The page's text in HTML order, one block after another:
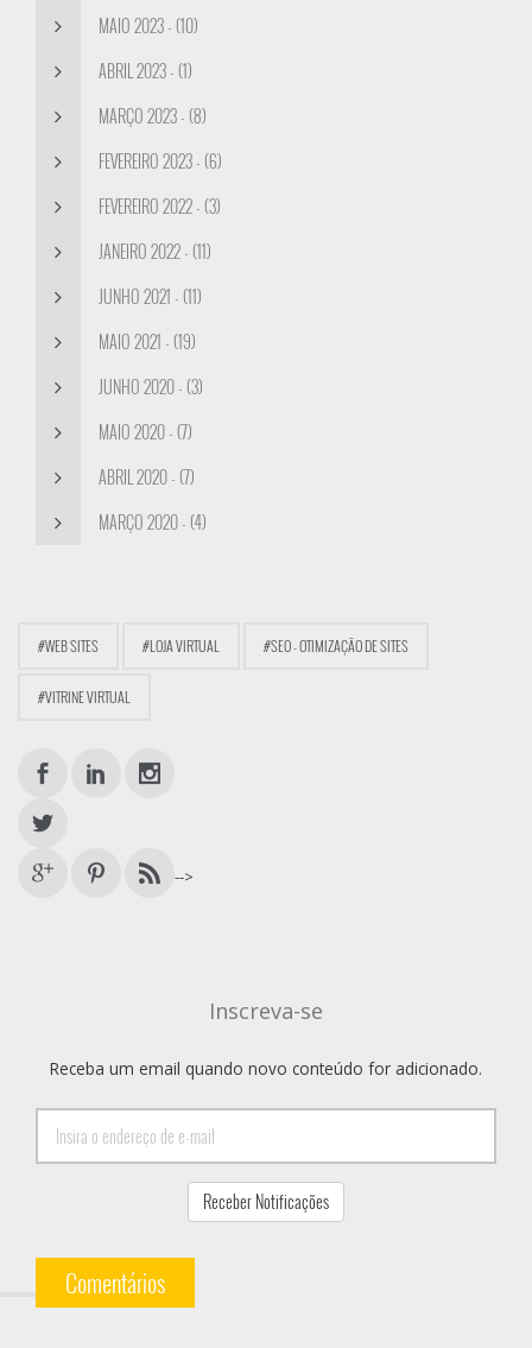
MAIO 2023 - (10)
ABRIL 2023 - (1)
MARÇO 2023 - (8)
FEVEREIRO 2023 - (6)
FEVEREIRO 2022 - (3)
JANEIRO 2022 - (11)
JUNHO 2021 - (11)
MAIO 2021 - (19)
JUNHO 2020 - (3)
MAIO 2020 - (7)
ABRIL 2020 - (7)
MARÇO 2020 - (4)
#WEB SITES #LOJA VIRTUAL #SEO - OTIMIZAÇÃO DE SITES
#VITRINE VIRTUAL
-->
Inscreva-se
Receba um email quando novo conteúdo for adicionado.
Comentários